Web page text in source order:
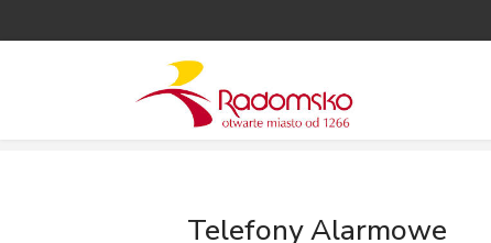
Telefony Alarmowe